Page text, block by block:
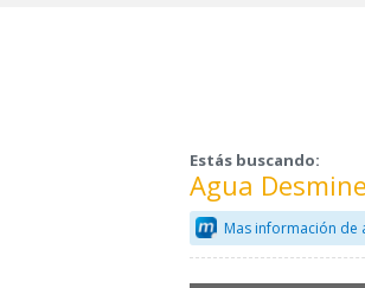
Estás buscando:
Agua
Mas información de